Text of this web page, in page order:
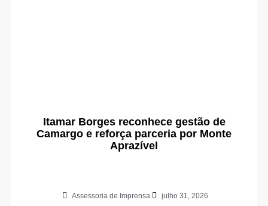
Itamar Borges reconhece gestão de
Camargo e reforça parceria por Monte
Aprazível
Assessoria de Imprensa julho 31, 2026